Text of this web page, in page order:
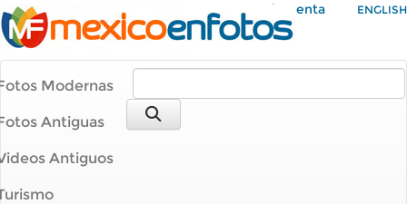
Mi Cuenta ENGLISH
Modernas
Antiguas
Antiguos